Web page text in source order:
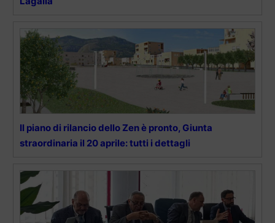
Il piano di rilancio dello Zen è pronto, Giunta
straordinaria il 20 aprile: tutti i dettagli